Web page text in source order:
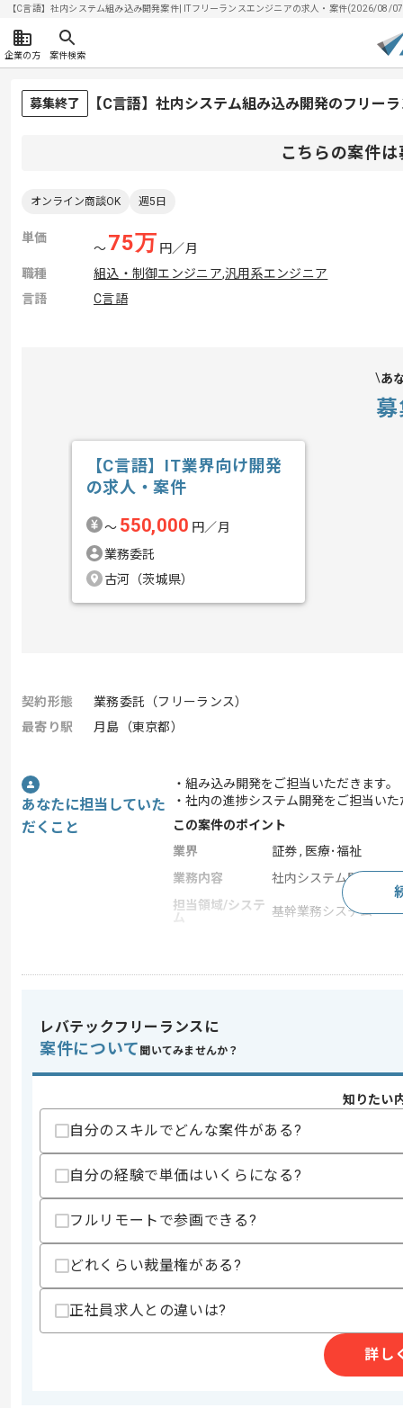
【C言語】社内システム組み込み開発案件| ITフリーランスエンジニアの求人・案件(2026/08/
企業の方 案件検索
募集終了 【C言語】社内システム組み込み開発のフリー
こちらの案件
オンライン商談OK 週5日
単価
〜75万 円／月
職種
組込・制御エンジニア,汎用系エンジニア
言語
C言語
あ
【C言語】IT業界向け開発
の求人・案件
〜 550,000 円／月
業務委託
古河（茨城県）
契約形態
業務委託（フリーランス）
最寄り駅
月島（東京都）
あなたに担当していた
だくこと
・組み込み開発をご担当いただきます。
・社内の進捗システム開発をご担当い
この案件のポイント
業界
証券 , 医療･福祉
業務内容
社内システム開発 , シ
担当領域/システ
ム
基幹業務システム
スキル
・C言語開発経験
・基本設計から要件定義のご経験
その他募集要項
商談回数
1回
募集人数
WDBココ株式会社は、主に医薬品およ
レバテックフリーランスに
案件について 聞いてみませんか？
知りたい
自分のスキルでどんな案件がある?
自分の経験で単価はいくらになる?
フルリモートで参画できる?
どれくらい裁量権がある?
正社員求人との違いは?
詳し